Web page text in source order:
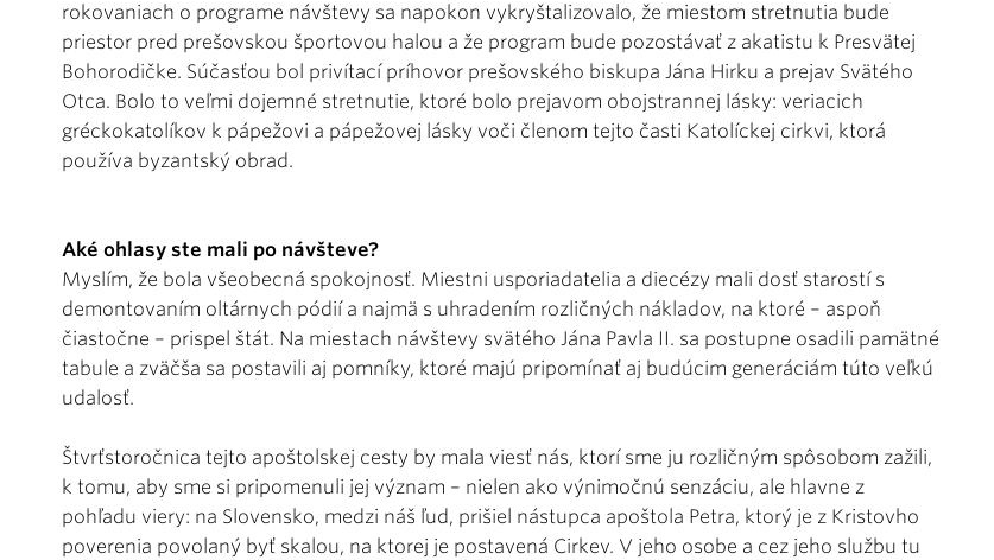
rokovaniach o programe návštevy sa napokon vykryštalizovalo, že miestom stretnutia bude
priestor pred prešovskou športovou halou a že program bude pozostávať z akatistu k Presvätej
Bohorodičke. Súčasťou bol privítací príhovor prešovského biskupa Jána Hirku a prejav Svätého
Otca. Bolo to veľmi dojemné stretnutie, ktoré bolo prejavom obojstrannej lásky: veriacich
gréckokatolíkov k pápežovi a pápežovej lásky voči členom tejto časti Katolíckej cirkvi, ktorá
používa byzantský obrad.
Aké ohlasy ste mali po návšteve?
Myslím, že bola všeobecná spokojnosť. Miestni usporiadatelia a diecézy mali dosť starostí s
demontovaním oltárnych pódií a najmä s uhradením rozličných nákladov, na ktoré – aspoň
čiastočne – prispel štát. Na miestach návštevy svätého Jána Pavla II. sa postupne osadili pamätné
tabule a zväčša sa postavili aj pomníky, ktoré majú pripomínať aj budúcim generáciám túto veľkú
udalosť.
Štvrťstoročnica tejto apoštolskej cesty by mala viesť nás, ktorí sme ju rozličným spôsobom zažili,
k tomu, aby sme si pripomenuli jej význam – nielen ako výnimočnú senzáciu, ale hlavne z
pohľadu viery: na Slovensko, medzi náš ľud, prišiel nástupca apoštola Petra, ktorý je z Kristovho
poverenia povolaný byť skalou, na ktorej je postavená Cirkev. V jeho osobe a cez jeho službu tu